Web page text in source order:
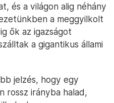
és a világon alig néhány
a meggyilkolt
ők az igazságot
a gigantikus állami
jelzés, hogy egy
rossz irányba halad,